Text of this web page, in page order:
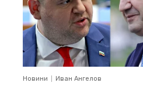
Новини Иван Ангелов